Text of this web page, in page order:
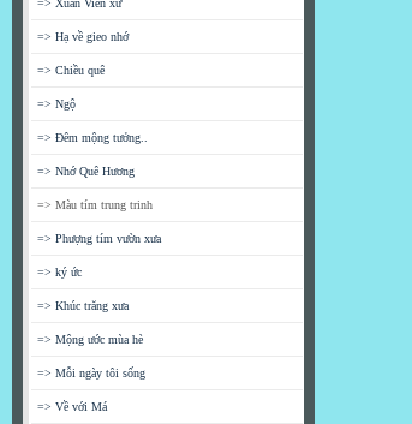
=> Xuân Viễn xứ
=> Hạ về gieo nhớ
=> Chiều quê
=> Ngộ
=> Đêm mộng tưởng..
=> Nhớ Quê Hương
=> Màu tím trung trinh
=> Phượng tím vườn xưa
=> ký ức
=> Khúc trăng xưa
=> Mộng ước mùa hè
=> Mỗi ngày tôi sống
=> Về với Má